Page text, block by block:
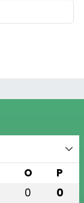
O P
0 0